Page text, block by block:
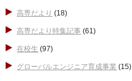
高専だより (18)
高専だより特集記事 (61)
在校生 (97)
グローバルエンジニア育成事業 (15)